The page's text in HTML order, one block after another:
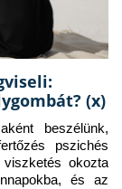
(x)
beszélünk,
pszichés
okozta
és az